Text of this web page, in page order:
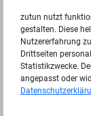
zutun nutzt
gestalten. Diese
Nutzererfahrung
Drittseiten
Statistikzwecke.
angepasst oder